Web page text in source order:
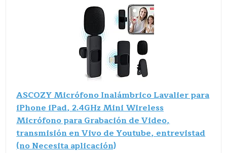
ASCOZY Micrófono Inalámbrico Lavalier para
iPhone iPad, 2.4GHz Mini Wireless
Micrófono para Grabación de Video,
transmisión en Vivo de Youtube, entrevistad
(no Necesita aplicación)